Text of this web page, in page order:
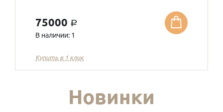
75000 a
В наличии: 1
Купить в 1 клик
Новинки